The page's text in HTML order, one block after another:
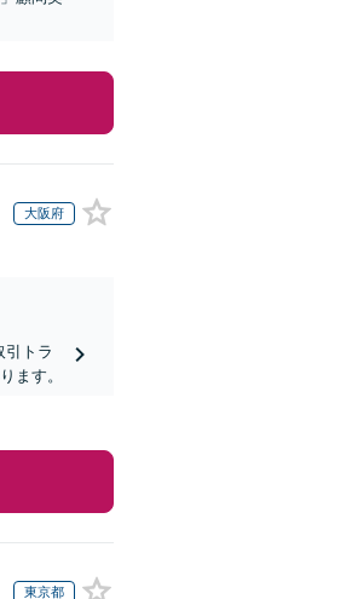
大阪府
引トラ
ます。
東京都